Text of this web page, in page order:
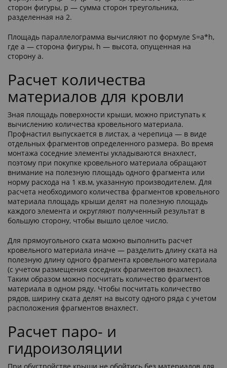
сторон фигуры, p — сумма сторон треугольника,
разделенная на 2.
Площадь параллелограмма вычисляют по формуле S=a*h,
где a — сторона фигуры, h — высота, опущенная на
сторону a.
Расчет количества
материалов для кровли
Зная площадь поверхности крыши, можно приступать к
вычислению количества кровельного материала.
Профнастил выпускается в листах, а черепица — в виде
отдельных фрагментов определенного размера. Во время
монтажа соседние элементы укладываются внахлест,
поэтому при покупке кровельного материала обращают
внимание на полезную площадь одного фрагмента или
норму расхода на 1 кв.м, указанную производителем. Для
расчета необходимого количества фрагментов кровельного
материала площадь крыши делят на полезную площадь
каждого элемента и округляют полученный результат в
большую сторону, чтобы вышло целое число.
Для прямоугольного ската можно выполнить расчет
кровельного материала иначе — разделить длину ската на
полезную длину одного фрагмента кровельного материала
(с учетом размещения соседних фрагментов внахлест).
Таким образом можно посчитать количество фрагментов
материала в одном ряду. Чтобы посчитать количество
рядов, ширину ската делят на высоту одного ряда с учетом
расположения фрагментов внахлест.
Расчет паро- и
гидроизоляции